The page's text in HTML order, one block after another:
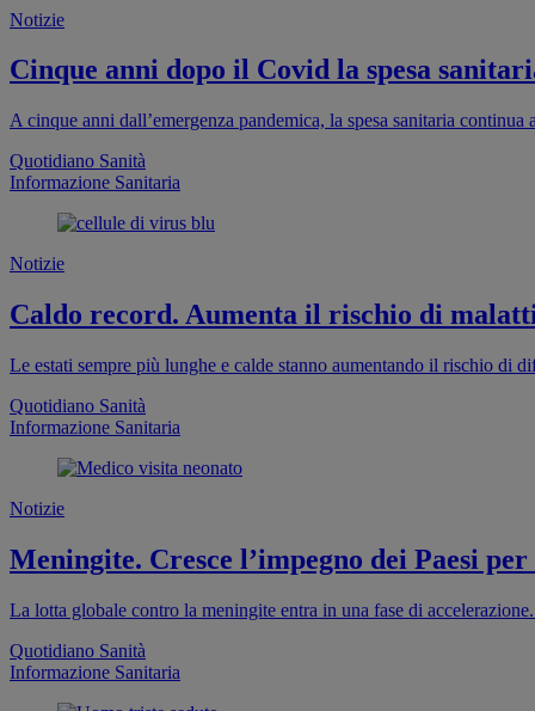
Notizie
Cinque anni dopo il Covid la spesa
A cinque anni dall’emergenza pandemica, la spesa sanitaria
Quotidiano Sanità
Informazione Sanitaria
Notizie
Caldo record. Aumenta il rischio di
Le estati sempre più lunghe e calde stanno aumentando il rischio
Quotidiano Sanità
Informazione Sanitaria
Notizie
Meningite. Cresce l’impegno dei Paesi
La lotta globale contro la meningite entra in una fase di
Quotidiano Sanità
Informazione Sanitaria